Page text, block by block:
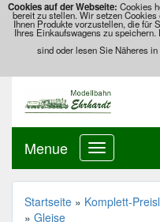
Cookies auf der Webseite: Cookies
bereit zu stellen. Wir setzen
Ihnen Produkte vorzustellen, die für
Ihres Einkaufswagens zu
sind oder lesen Sie Näheres
Menue
Startseite » Komplett-
» Gleise